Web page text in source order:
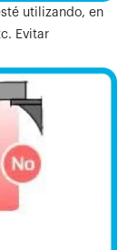
utilizando, en
Evitar